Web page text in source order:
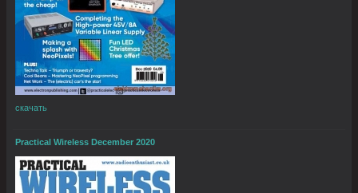
скачать
Practical Wireless December 2020